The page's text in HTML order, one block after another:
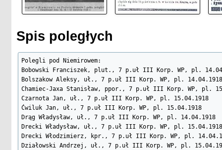
Spis poległych
Polegli pod Niemirowem:
Bobowski Franciszek, plut., 7 p.uł III Korp. WP, pl.
Bolszakow Aleksy, uł., 7 p.uł III Korp. WP, pl. 14.04.1918
Chamiec-Jaxa Stanisław, ppor., 7 p.uł III Korp. WP, pl.
Czarnota Jan, uł., 7 p.uł III Korp. WP, pl. 15.04.1918
Ćwiluk Jan, uł., 7 p.uł III Korp. WP, pl. 15.04.1918
Drąg Władysław, uł., 7 p.uł III Korp. WP, pl. 14.04.1918
Drecki Władysław, uł., 7 p.uł III Korp. WP, pl. 15.04.1918
Drecki Włodzimierz, kpr., 7 p.uł III Korp. WP, pl.
Działowski Andrzej, uł., 7 p.uł III Korp. WP, pl.